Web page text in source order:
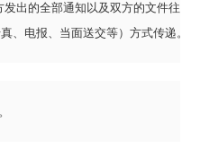
出的全部通知以及双方的文件往
、传真、电报、当面送交等）方式传递